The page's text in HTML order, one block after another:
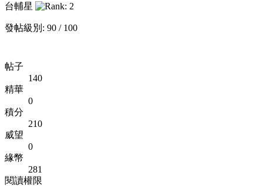
台輔星
發帖級別: 90 / 100
帖子
140
精華
0
積分
210
威望
0
緣幣
281
閱讀權限